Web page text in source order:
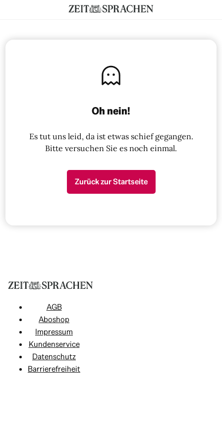
Oh nein!
Es tut uns leid, da ist etwas schief gegangen.
Bitte versuchen Sie es noch einmal.
Zurück zur Startseite
AGB
Aboshop
Impressum
Kundenservice
Datenschutz
Barrierefreiheit